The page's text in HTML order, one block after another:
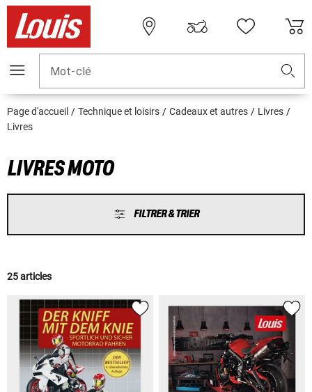
Mot-clé
Page d'accueil Technique et loisirs Cadeaux et autres
Livres
Livres
LIVRES MOTO
FILTRER & TRIER
25 articles